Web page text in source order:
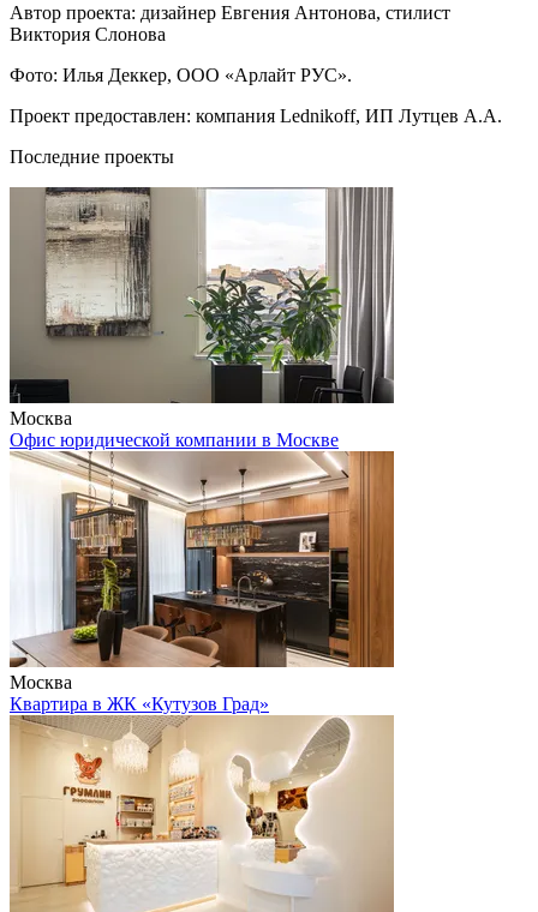
Автор проекта: дизайнер Евгения Антонова, стилист
Виктория Слонова
Фото: Илья Деккер, ООО «Арлайт РУС».
Проект предоставлен: компания Lednikoff, ИП Лутцев А.А.
Последние проекты
Москва
Офис юридической компании в Москве
Москва
Квартира в ЖК «Кутузов Град»